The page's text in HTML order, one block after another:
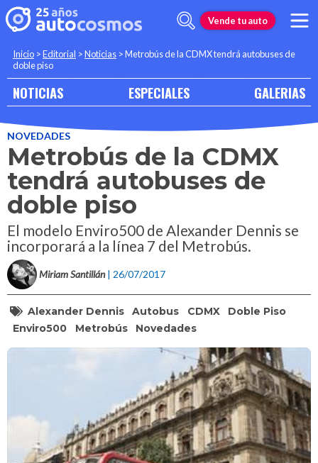
Vende tu auto
Inicio >Editorial >Noticias >Metrobús de la CDMX tendrá autobuses de
doble piso
NOTICIAS ESPECIALES GALERIAS
NOVEDADES
Metrobús de la CDMX
tendrá autobuses de
doble piso
El modelo Enviro500 de Alexander Dennis se
incorporará a la línea 7 del Metrobús.
Miriam Santillán | 26/07/2017
Alexander Dennis Autobus CDMX
Doble Piso
Enviro500
Metrobús Novedades